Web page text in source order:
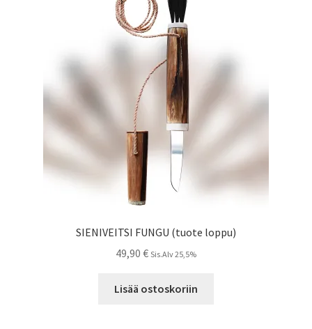
SIENIVEITSI FUNGU (tuote loppu)
49,90 € Sis.Alv 25,5%
Lisää ostoskoriin